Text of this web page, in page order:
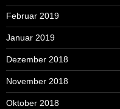
Februar 2019
Januar 2019
Dezember 2018
November 2018
Oktober 2018